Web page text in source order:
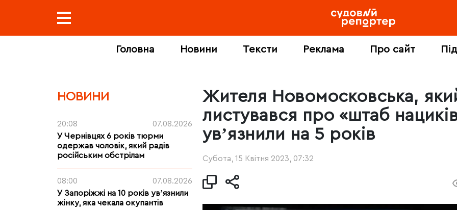
Головна Новини Тексти Реклама Про сайт
НОВИНИ
20:08
07.08.2026
У Чернівцях 6 років тюрми
одержав чоловік, який радів
російським обстрілам
08:00
07.08.2026
У Запоріжжі на 10 років увʼязнили
жінку, яка чекала окупантів
Жителя Новомосковська,
листувався про «штаб
увʼязнили на 5 років
Субота, 15 Квітня 2023, 07:32